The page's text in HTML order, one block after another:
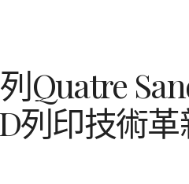
Quatre
列印技術革